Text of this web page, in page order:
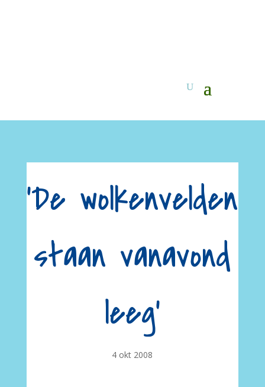
'De wolkenvelden
staan vanavond
leeg'
4 okt 2008